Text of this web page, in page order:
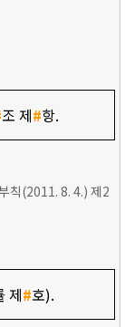
조 제#항.
칙(2011. 8. 4.) 제2
제#호).